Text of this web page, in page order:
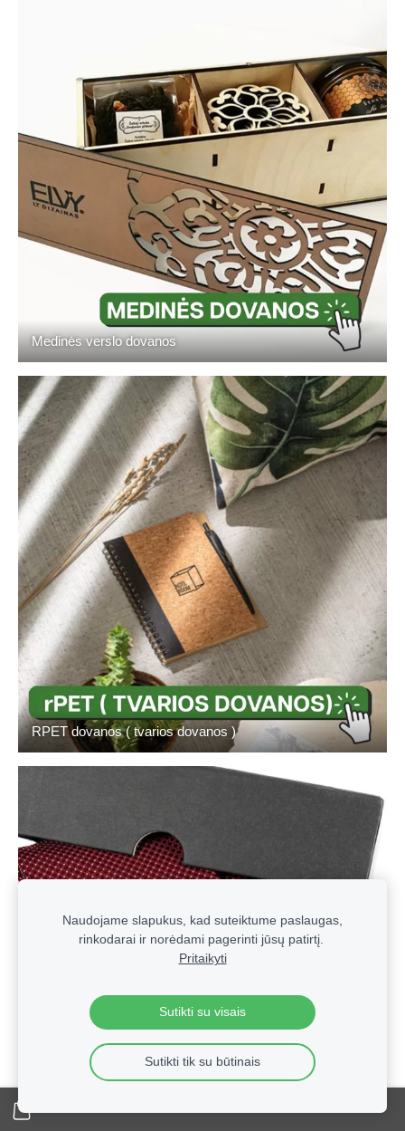
Medinės verslo dovanos
RPET dovanos ( tvarios dovanos )
Vyriški kaklaraiščiai
Naudojame slapukus, kad suteiktume paslaugas,
rinkodarai ir norėdami pagerinti jūsų patirtį.
Pritaikyti
Sutikti su visais
Sutikti tik su būtinais